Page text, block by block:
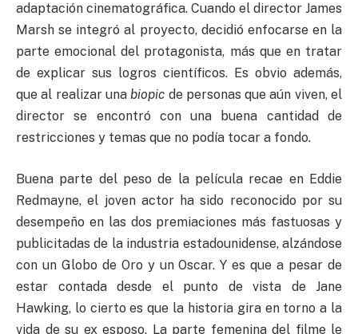
adaptación cinematográfica. Cuando el director James
Marsh se integró al proyecto, decidió enfocarse en la
parte emocional del protagonista, más que en tratar
de explicar sus logros científicos. Es obvio además,
que al realizar unabiopic de personas que aún viven, el
director se encontró con una buena cantidad de
restricciones y temas que no podía tocar a fondo.
Buena parte del peso de la película recae en Eddie
Redmayne, el joven actor ha sido reconocido por su
desempeño en las dos premiaciones más fastuosas y
publicitadas de la industria estadounidense, alzándose
con un Globo de Oro y un Oscar. Y es que a pesar de
estar contada desde el punto de vista de Jane
Hawking, lo cierto es que la historia gira en torno a la
vida de su ex esposo. La parte femenina del filme le